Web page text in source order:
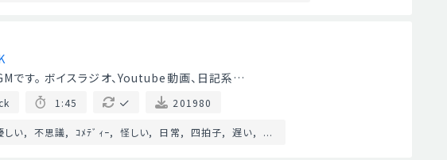
です。 ボイスラジオ、Youtube動画、日記系…
1:45 201980
しい 不思議 ｺﾒﾃﾞｨｰ 怪しい 日常 四拍子 遅い ...